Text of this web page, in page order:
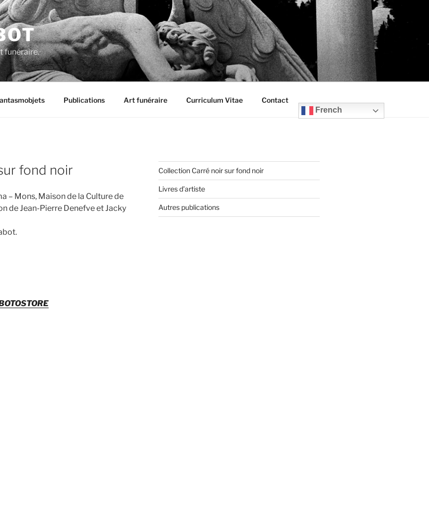
funéraire.
Publications Art funéraire Curriculum Vitae
Contact
French
fond noir
– Mons, Maison de la Culture de
de Jean-Pierre Denefve et Jacky
Collection Carré noir sur fond noir
Livres d’artiste
Autres publications